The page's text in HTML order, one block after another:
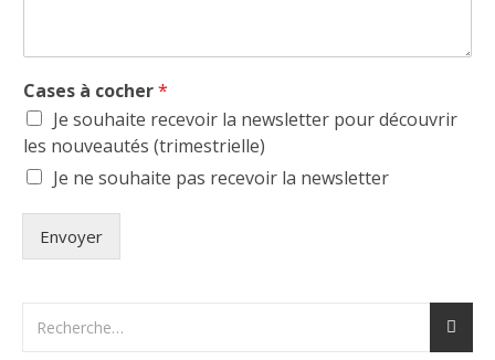
Cases à cocher*
Je souhaite recevoir la newsletter pour découvrir
les nouveautés (trimestrielle)
Je ne souhaite pas recevoir la newsletter
Envoyer